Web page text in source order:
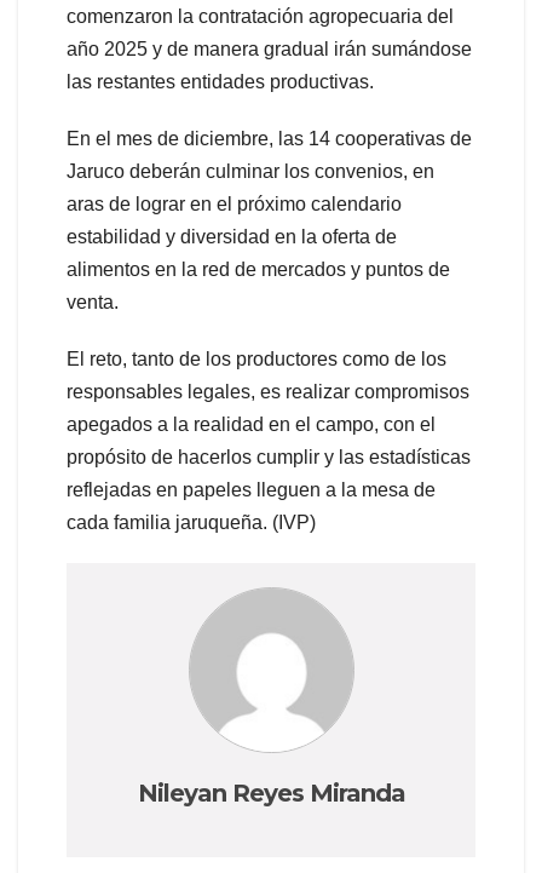
comenzaron la contratación agropecuaria del
año 2025 y de manera gradual irán sumándose
las restantes entidades productivas.
En el mes de diciembre, las 14 cooperativas de
Jaruco deberán culminar los convenios, en
aras de lograr en el próximo calendario
estabilidad y diversidad en la oferta de
alimentos en la red de mercados y puntos de
venta.
El reto, tanto de los productores como de los
responsables legales, es realizar compromisos
apegados a la realidad en el campo, con el
propósito de hacerlos cumplir y las estadísticas
reflejadas en papeles lleguen a la mesa de
cada familia jaruqueña. (IVP)
Nileyan Reyes Miranda